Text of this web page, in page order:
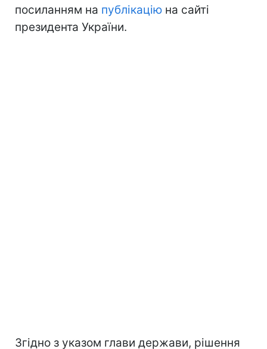
посиланням на публікацію на сайті
президента України.
Згідно з указом глави держави, рішення